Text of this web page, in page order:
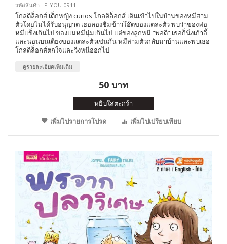
รหัสสินค้า : P-YOU-0911
โกลดิล็อกส์ เด็กหญิง curios โกลดิล็อกส์ เดินเข้าไปในบ้านของหมีสาม
ตัวโดยไม่ได้รับอนุญาต เธอลองชิมข้าวโอ๊ตของแต่ละตัว พบว่าของพ่อ
หมีแข็งเกินไป ของแม่หมีนุ่มเกินไป แต่ของลูกหมี “พอดี” เธอก็นั่งเก้าอี้
และนอนบนเตียงของแต่ละตัวเช่นกัน หมีสามตัวกลับมาบ้านและพบเธอ
โกลดิล็อกส์ตกใจและวิ่งหนีออกไป
ดูรายละเอียดเพิ่มเติม
50 บาท
หยิบใส่ตะกร้า
เพิ่มไปรายการโปรด
เพิ่มไปเปรียบเทียบ